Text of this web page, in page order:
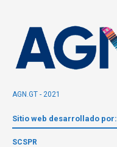
AGN.GT - 2021
Sitio web desarrollado por:
SCSPR